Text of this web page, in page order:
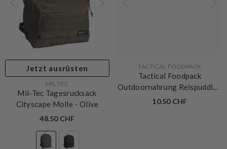
Jetzt ausrüsten
VERKÄUFERIN:MIL-TEC
Mil-Tec Tagesrucksack
Cityscape Molle - Olive
48.50 CHF
VERKÄUFERIN:
TACTICAL FOODPACK
Tactical Foodpack
Outdoornahrung Reispudding
Mit Beeren
10.50 CHF